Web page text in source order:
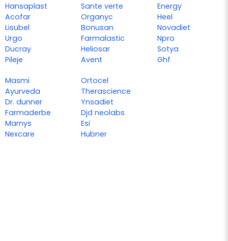
Hansaplast
Acofar
Lisubel
Urgo
Ducray
Pileje
Sante verte
Organyc
Bonusan
Farmalastic
Heliosar
Avent
Energy
Heel
Novadiet
Npro
Sotya
Ghf
Masmi
Ayurveda
Dr. dunner
Farmaderbe
Marnys
Nexcare
Ortocel
Therascience
Ynsadiet
Djd neolabs
Esi
Hubner